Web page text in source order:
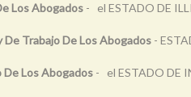
Los Abogados - el ESTADO DE
De Trabajo De Los Abogados -
De Los Abogados - el ESTADO DE